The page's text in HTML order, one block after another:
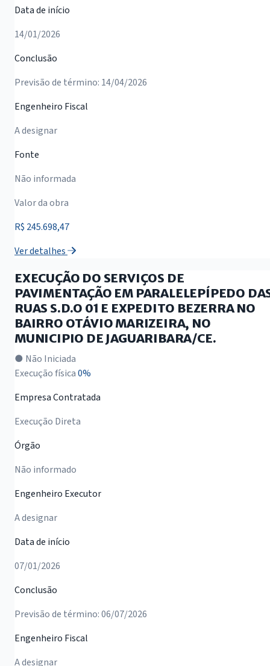
Data de início
14/01/2026
Conclusão
Previsão de término: 14/04/2026
Engenheiro Fiscal
A designar
Fonte
Não informada
Valor da obra
R$ 245.698,47
Ver detalhes
EXECUÇÃO DO SERVIÇOS DE
PAVIMENTAÇÃO EM PARALELEPÍPEDO
RUAS S.D.O 01 E EXPEDITO BEZERRA NO
BAIRRO OTÁVIO MARIZEIRA, NO
MUNICIPIO DE JAGUARIBARA/CE.
● Não Iniciada
Execução física0%
Empresa Contratada
Execução Direta
Órgão
Não informado
Engenheiro Executor
A designar
Data de início
07/01/2026
Conclusão
Previsão de término: 06/07/2026
Engenheiro Fiscal
A designar